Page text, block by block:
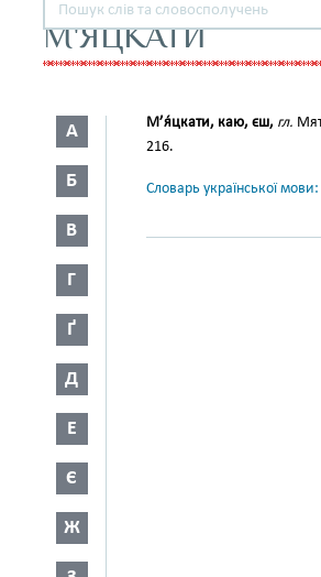
М'ЯЦКАТИ
А
Б
В
Г
Ґ
Д
Е
Є
Ж
М’я́цкати, каю, єш, гл.
216.
Словарь української